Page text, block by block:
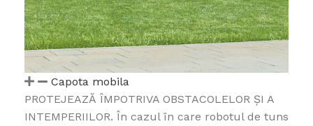
Capota mobila
PROTEJEAZĂ ÎMPOTRIVA OBSTACOLELOR ȘI A
INTEMPERIILOR. În cazul în care robotul de tuns